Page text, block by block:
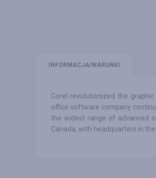
INFO RMACJA/WARUNKI
Corel revolutionized the
office software company
the widest range of advanced
Canada, with headquarters in